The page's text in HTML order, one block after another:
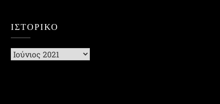
ΙΣΤΟΡΙΚΌ
Ιστορικό